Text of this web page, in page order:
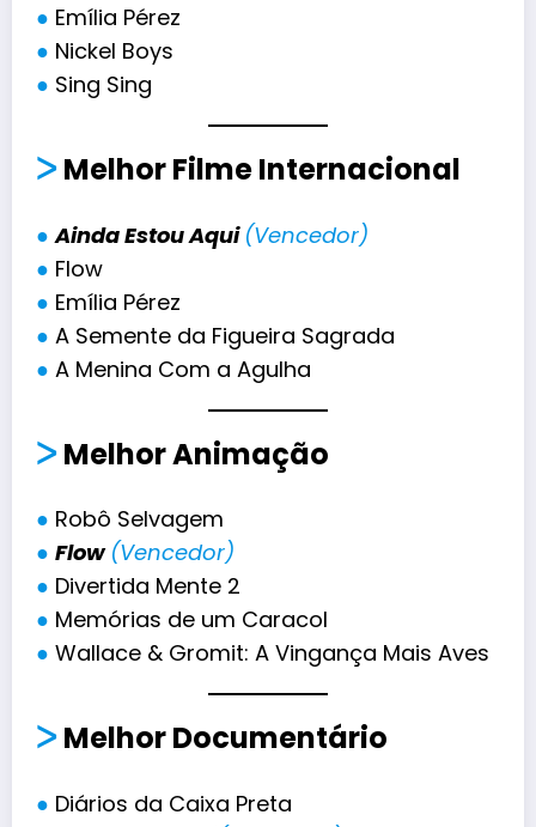
● Emília Pérez
● Nickel Boys
● Sing Sing
ᐳMelhor Filme Internacional
● Ainda Estou Aqui (Vencedor)
● Flow
● Emília Pérez
● A Semente da Figueira Sagrada
● A Menina Com a Agulha
ᐳMelhor Animação
● Robô Selvagem
● Flow (Vencedor)
● Divertida Mente 2
● Memórias de um Caracol
● Wallace & Gromit: A Vingança Mais Aves
ᐳMelhor Documentário
● Diários da Caixa Preta